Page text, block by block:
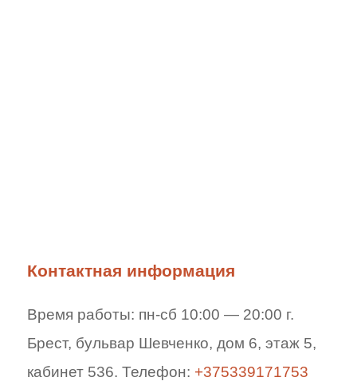
Контактная информация
Время работы: пн-сб 10:00 — 20:00 г.
Брест, бульвар Шевченко, дом 6, этаж 5,
кабинет 536. Телефон: +375339171753